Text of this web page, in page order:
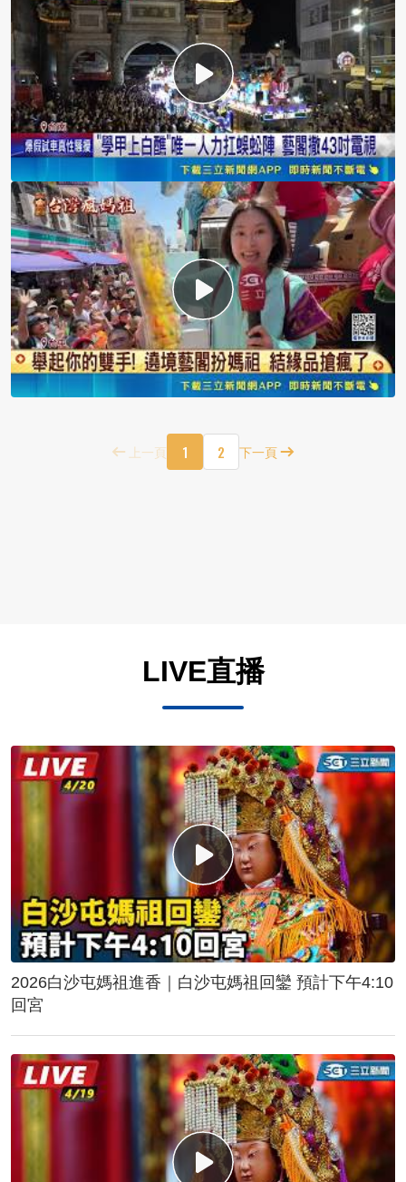
上一頁 1 2 下一頁
LIVE直播
2026白沙屯媽祖進香｜白沙屯媽祖回鑾 預計下午4:10
回宮